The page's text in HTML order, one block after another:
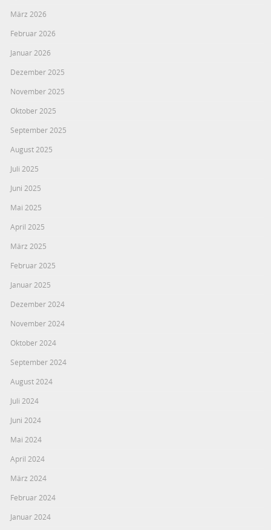
März 2026
Februar 2026
Januar 2026
Dezember 2025
November 2025
Oktober 2025
September 2025
August 2025
Juli 2025
Juni 2025
Mai 2025
April 2025
März 2025
Februar 2025
Januar 2025
Dezember 2024
November 2024
Oktober 2024
September 2024
August 2024
Juli 2024
Juni 2024
Mai 2024
April 2024
März 2024
Februar 2024
Januar 2024